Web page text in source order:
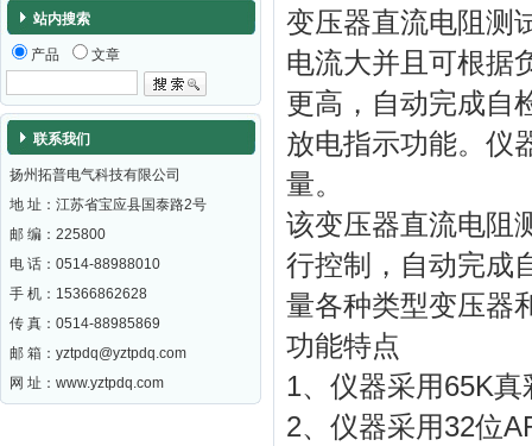
站内搜索
产品 文章
联系我们
扬州拓普电气科技有限公司
地 址：江苏省宝应县国泰路2号
邮 编： 225800
电 话：0514-88988010
手 机：15366862628
传 真：0514-88985869
邮 箱： yztpdq@yztpdq.com
网 址： www.yztpdq.com
变压器直流电阻测
电流大并且可根据
更高，自动完成自
放电指示功能。仪
量。
该变压器直流电阻
行控制，自动完成
量各种类型变压器
功能特点
1、仪器采用65K
2、仪器采用32位